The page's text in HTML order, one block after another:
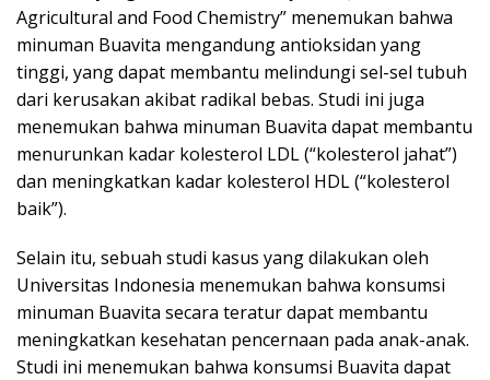
Agricultural and Food Chemistry” menemukan bahwa
minuman Buavita mengandung antioksidan yang
tinggi, yang dapat membantu melindungi sel-sel tubuh
dari kerusakan akibat radikal bebas. Studi ini juga
menemukan bahwa minuman Buavita dapat membantu
menurunkan kadar kolesterol LDL (“kolesterol jahat”)
dan meningkatkan kadar kolesterol HDL (“kolesterol
baik”).
Selain itu, sebuah studi kasus yang dilakukan oleh
Universitas Indonesia menemukan bahwa konsumsi
minuman Buavita secara teratur dapat membantu
meningkatkan kesehatan pencernaan pada anak-anak.
Studi ini menemukan bahwa konsumsi Buavita dapat